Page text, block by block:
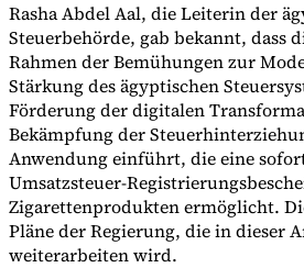
Werkzeuge
Rasha Abdel Aal, die Leiterin der
Steuerbehörde, gab bekannt, dass
Rahmen der Bemühungen zur
Stärkung des ägyptischen
Förderung der digitalen
Bekämpfung der
Anwendung einführt, die eine
Umsatzsteuer-
Zigarettenprodukten ermöglicht.
Pläne der Regierung, die in dieser
weiterarbeiten wird.